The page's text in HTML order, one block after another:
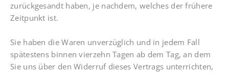
zurückgesandt haben, je nachdem, welches der frühere
Zeitpunkt ist.
Sie haben die Waren unverzüglich und in jedem Fall
spätestens binnen vierzehn Tagen ab dem Tag, an dem
Sie uns über den Widerruf dieses Vertrags unterrichten,